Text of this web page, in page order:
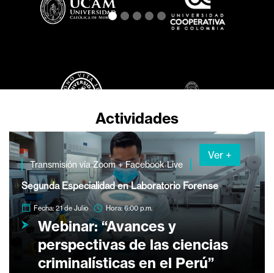
Actividades
Ver +
Transmisión vía Zoom + Facebook Live
Segunda Especialidad en Laboratorio Forense
Fecha: 21 de Julio Hora: 6:00 p.m.
Webinar: “Avances y
perspectivas de las ciencias
criminalísticas en el Perú”